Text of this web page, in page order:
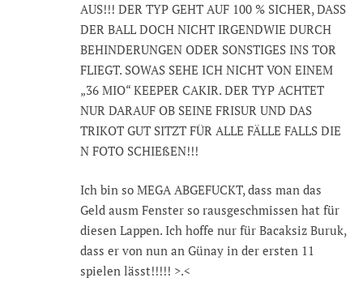
AUS!!! DER TYP GEHT AUF 100 % SICHER, DASS
DER BALL DOCH NICHT IRGENDWIE DURCH
BEHINDERUNGEN ODER SONSTIGES INS TOR
FLIEGT. SOWAS SEHE ICH NICHT VON EINEM
„36 MIO“ KEEPER CAKIR. DER TYP ACHTET
NUR DARAUF OB SEINE FRISUR UND DAS
TRIKOT GUT SITZT FÜR ALLE FÄLLE FALLS DIE
N FOTO SCHIEßEN!!!
Ich bin so MEGA ABGEFUCKT, dass man das
Geld ausm Fenster so rausgeschmissen hat für
diesen Lappen. Ich hoffe nur für Bacaksiz Buruk,
dass er von nun an Günay in der ersten 11
spielen lässt!!!!! >.<